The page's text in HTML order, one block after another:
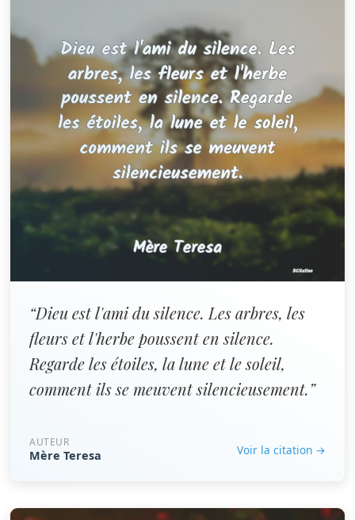
“Dieu est l'ami du silence. Les arbres, les
fleurs et l'herbe poussent en silence.
Regarde les étoiles, la lune et le soleil,
comment ils se meuvent silencieusement.”
AUTEUR
Mère Teresa Voir la citation →